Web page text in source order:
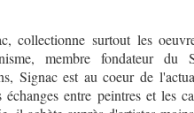
collectionne surtout les
membre fondateur du
Signac est au coeur de
échanges entre peintres et les